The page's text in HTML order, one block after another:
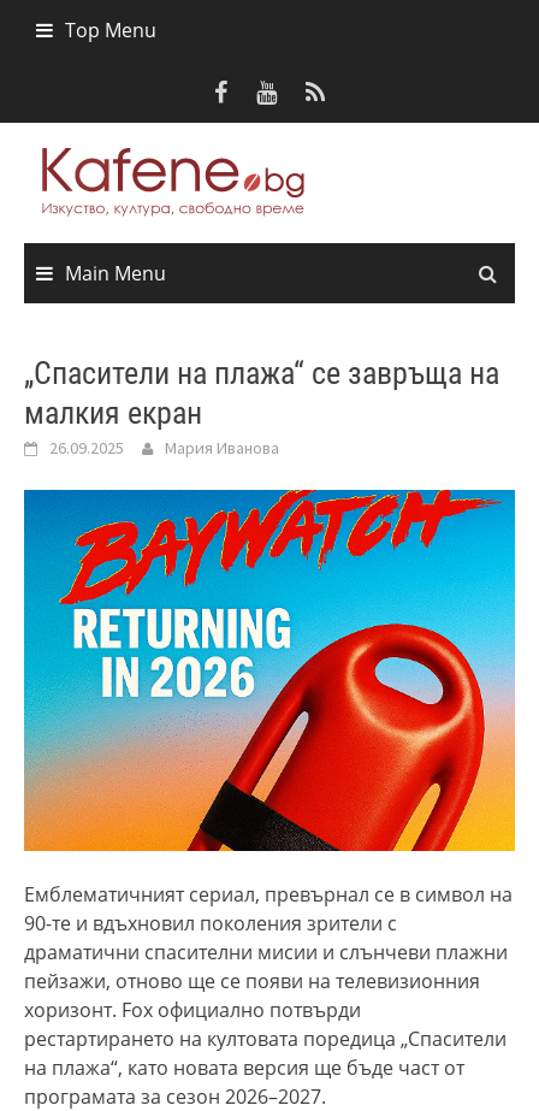
Top Menu
Main Menu
„Спасители на плажа“ се завръща на
малкия екран
26.09.2025 Мария Иванова
Емблематичният сериал, превърнал се в символ на
90-те и вдъхновил поколения зрители с
драматични спасителни мисии и слънчеви плажни
пейзажи, отново ще се появи на телевизионния
хоризонт. Fox официално потвърди
рестартирането на култовата поредица „Спасители
на плажа“, като новата версия ще бъде част от
програмата за сезон 2026–2027.